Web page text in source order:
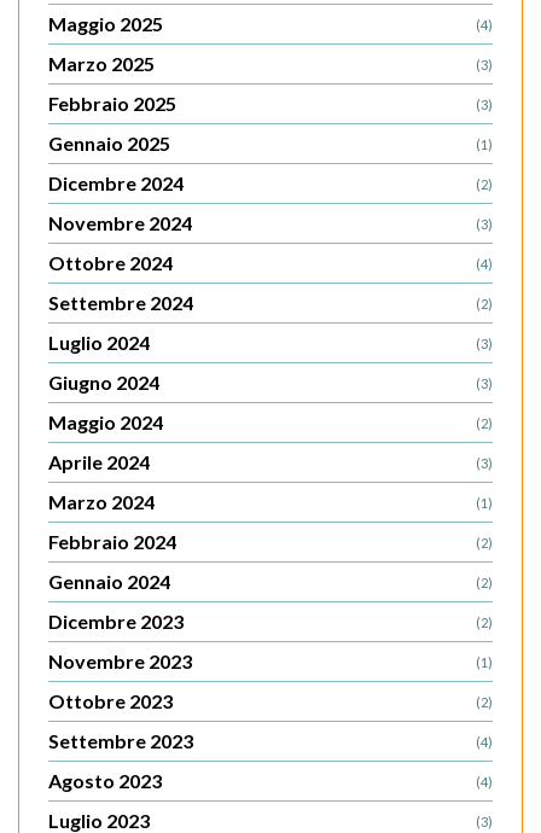
Maggio 2025 (4)
Marzo 2025 (3)
Febbraio 2025 (3)
Gennaio 2025 (1)
Dicembre 2024 (2)
Novembre 2024 (3)
Ottobre 2024 (4)
Settembre 2024 (2)
Luglio 2024 (3)
Giugno 2024 (3)
Maggio 2024 (2)
Aprile 2024 (3)
Marzo 2024 (1)
Febbraio 2024 (2)
Gennaio 2024 (2)
Dicembre 2023 (2)
Novembre 2023 (1)
Ottobre 2023 (2)
Settembre 2023 (4)
Agosto 2023 (4)
Luglio 2023 (3)